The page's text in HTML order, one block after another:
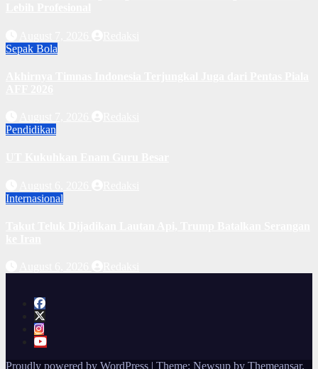
Sepak Bola
Pendidikan
Internasional
Proudly powered by WordPress | Theme: Newsup by Themeansar.